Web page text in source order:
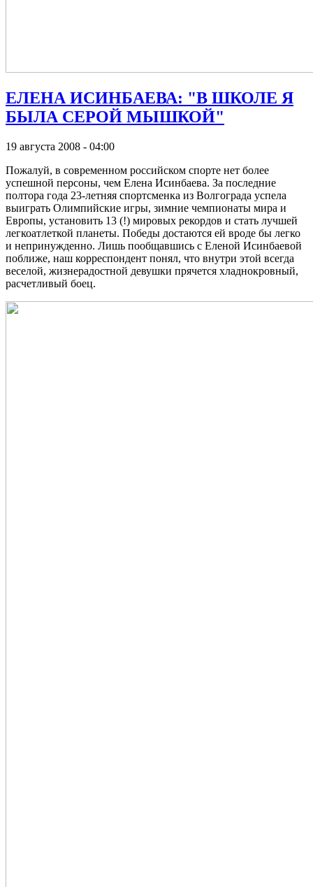
ЕЛЕНА ИСИНБАЕВА: "В ШКОЛЕ Я
БЫЛА СЕРОЙ МЫШКОЙ"
19 августа 2008 - 04:00
Пожалуй, в современном российском спорте нет более
успешной персоны, чем Елена Исинбаева. За последние
полтора года 23-летняя спортсменка из Волгограда успела
выиграть Олимпийские игры, зимние чемпионаты мира и
Европы, установить 13 (!) мировых рекордов и стать лучшей
легкоатлеткой планеты. Победы достаются ей вроде бы легко
и непринужденно. Лишь пообщавшись с Еленой Исинбаевой
поближе, наш корреспондент понял, что внутри этой всегда
веселой, жизнерадостной девушки прячется хладнокровный,
расчетливый боец.